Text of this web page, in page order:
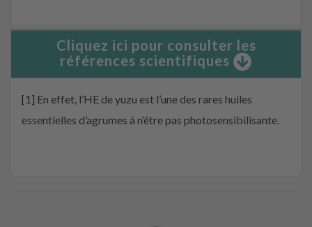
Cliquez ici pour consulter les
références scientifiques
[1] En effet, l’HE de yuzu est l’une des rares huiles
essentielles d’agrumes à n’être pas photosensibilisante.